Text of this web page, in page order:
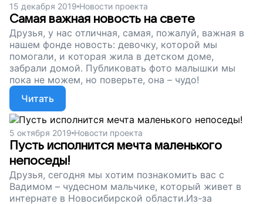
15 декабря 2019 Новости проекта
Самая важная новость на свете
Друзья, у нас отличная, самая, пожалуй, важная в
нашем фонде новость: девочку, которой мы
помогали, и которая жила в детском доме,
забрали домой. Публиковать фото малышки мы
пока не можем, но поверьте, она – чудо!
Читать
5 октября 2019 Новости проекта
Пусть исполнится мечта маленького
непоседы!
Друзья, сегодня мы хотим познакомить вас с
Вадимом – чудесном мальчике, который живет в
интернате в Новосибирской области.Из-за